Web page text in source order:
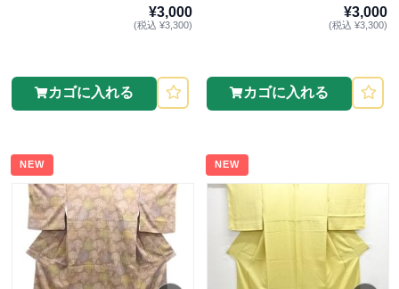
¥3,000
(税込 ¥3,300)
カゴに入れる
¥3,000
(税込 ¥3,300)
カゴに入れる
NEW NEW